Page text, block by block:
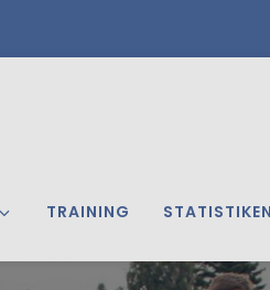
TRAINING STATISTIKEN